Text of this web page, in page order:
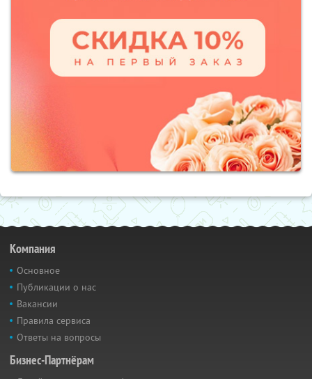
Компания
Основное
Публикации о нас
Вакансии
Правила сервиса
Ответы на вопросы
Бизнес-Партнёрам